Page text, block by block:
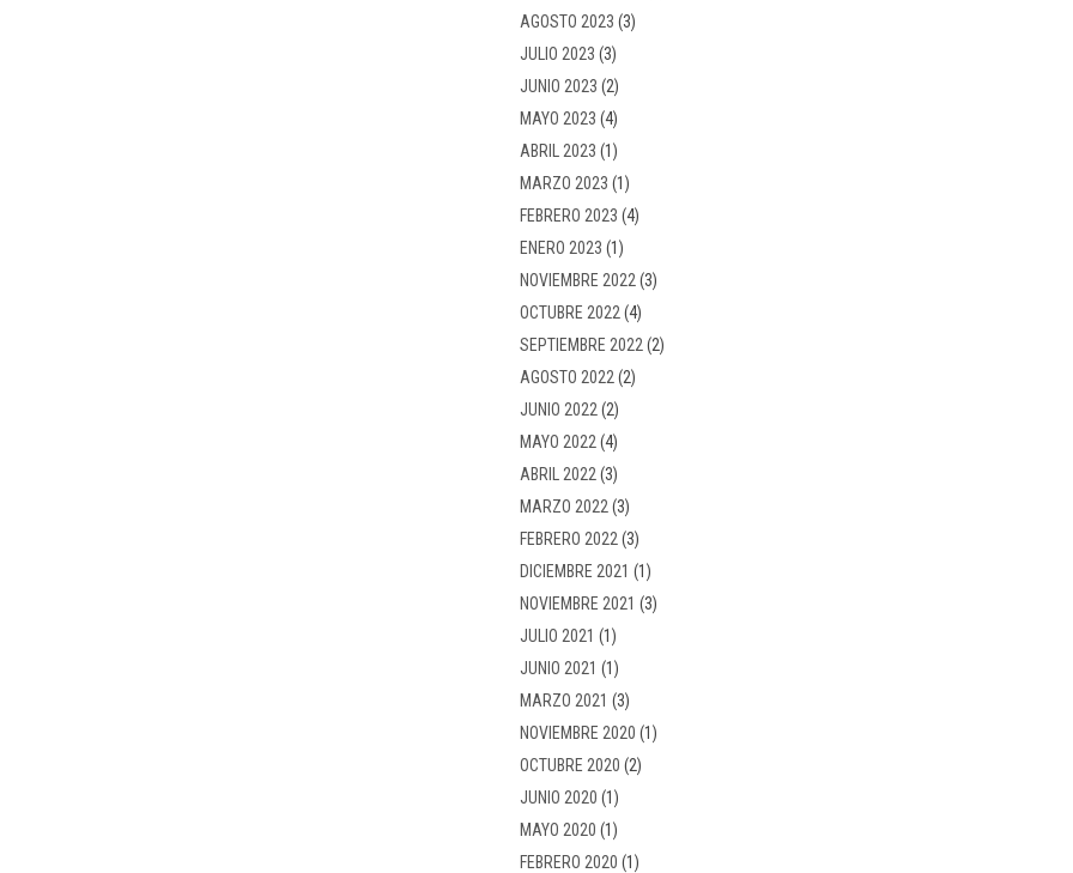
AGOSTO 2023 (3)
JULIO 2023 (3)
JUNIO 2023 (2)
MAYO 2023 (4)
ABRIL 2023 (1)
MARZO 2023 (1)
FEBRERO 2023 (4)
ENERO 2023 (1)
NOVIEMBRE 2022 (3)
OCTUBRE 2022 (4)
SEPTIEMBRE 2022 (2)
AGOSTO 2022 (2)
JUNIO 2022 (2)
MAYO 2022 (4)
ABRIL 2022 (3)
MARZO 2022 (3)
FEBRERO 2022 (3)
DICIEMBRE 2021 (1)
NOVIEMBRE 2021 (3)
JULIO 2021 (1)
JUNIO 2021 (1)
MARZO 2021 (3)
NOVIEMBRE 2020 (1)
OCTUBRE 2020 (2)
JUNIO 2020 (1)
MAYO 2020 (1)
FEBRERO 2020 (1)